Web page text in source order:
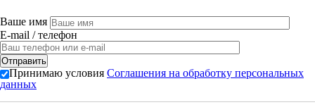
Ваше имя
E-mail / телефон
Принимаю условия Соглашения на обработку персональных
данных